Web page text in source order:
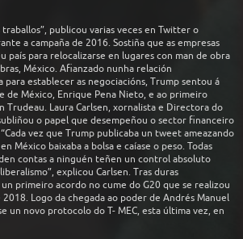
traballos”, publicou varias veces en Twitter o
a campaña de 2016. Sostiña que as empresas
país para relocalizarse en lugares con man de obra
México. Afianzado nunha relación
establecer as negociacións, Trump sentou á
de México, Enrique Pena Nieto, e ao primeiro
Trudeau. Laura Carlsen, xornalista e Directora do
o papel que desempeñou o sector financeiro
vez que Trump publicaba un tweet ameazando
México baixaba a bolsa e caíase o peso. Todas
contas a ninguén teñen un control absoluto
explicou Carlsen. Tras duras
primeiro acordo no cume do G20 que se realizou
Logo da chegada ao poder de Andrés Manuel
un novo protocolo do T- MEC, esta última vez, en